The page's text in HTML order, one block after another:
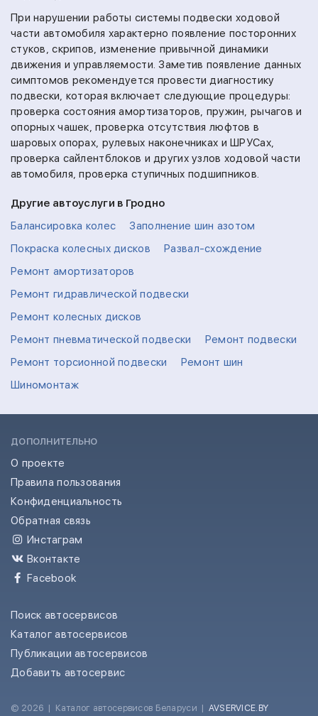
При нарушении работы системы подвески ходовой
части автомобиля характерно появление посторонних
стуков, скрипов, изменение привычной динамики
движения и управляемости. Заметив появление данных
симптомов рекомендуется провести диагностику
подвески, которая включает следующие процедуры:
проверка состояния амортизаторов, пружин, рычагов и
опорных чашек, проверка отсутствия люфтов в
шаровых опорах, рулевых наконечниках и ШРУСах,
проверка сайлентблоков и других узлов ходовой части
автомобиля, проверка ступичных подшипников.
Другие автоуслуги в Гродно
Балансировка колес
Заполнение шин азотом
Покраска колесных дисков
Развал-схождение
Ремонт амортизаторов
Ремонт гидравлической подвески
Ремонт колесных дисков
Ремонт пневматической подвески
Ремонт подвески
Ремонт торсионной подвески
Ремонт шин
Шиномонтаж
ДОПОЛНИТЕЛЬНО
О проекте
Правила пользования
Конфиденциальность
Обратная связь
Инстаграм
Вконтакте
Facebook
Поиск автосервисов
Каталог автосервисов
Публикации автосервисов
Добавить автосервис
© 2026 | Каталог автосервисов Беларуси | AVSERVICE.BY